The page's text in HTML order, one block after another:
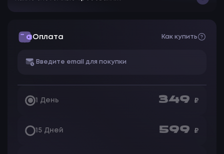
Оплата Как купить
1 День 349 ₽
15 Дней 599 ₽